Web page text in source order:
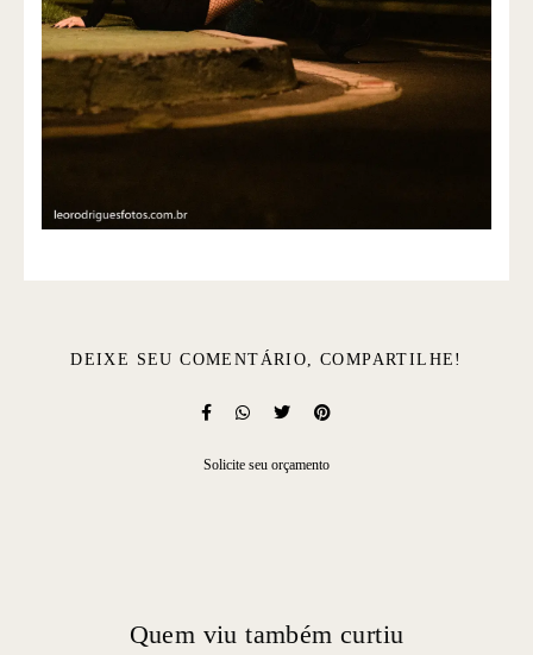
DEIXE SEU COMENTÁRIO, COMPARTILHE!
Solicite seu orçamento
Quem viu também curtiu